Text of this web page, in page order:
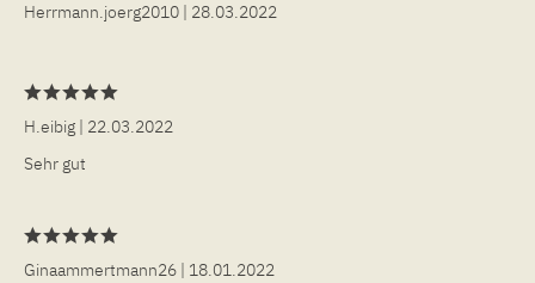
Herrmann.joerg2010 | 28.03.2022
H.eibig | 22.03.2022
Sehr gut
Ginaammertmann26 | 18.01.2022